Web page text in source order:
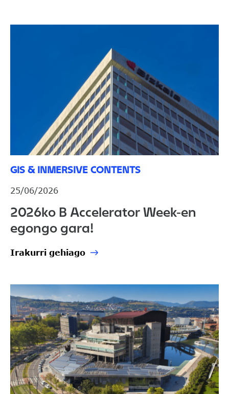
GIS & INMERSIVE CONTENTS
25/06/2026
2026ko B Accelerator Week-en
egongo gara!
Irakurri gehiago